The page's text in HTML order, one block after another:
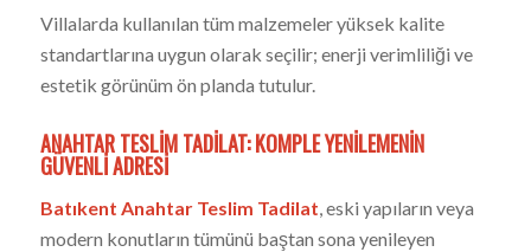
Villalarda kullanılan tüm malzemeler yüksek kalite
standartlarına uygun olarak seçilir; enerji verimliliği ve
estetik görünüm ön planda tutulur.
ANAHTAR TESLIM TADILAT: KOMPLE YENILEMENIN
GÜVENLI ADRESI
Batıkent Anahtar Teslim Tadilat, eski yapıların veya
modern konutların tümünü baştan sona yenileyen